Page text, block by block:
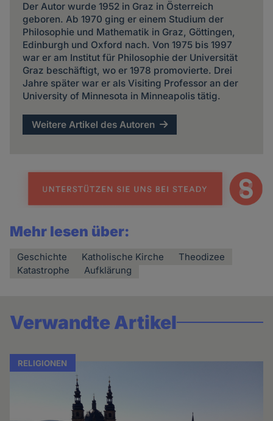
Der Autor wurde 1952 in Graz in Österreich
geboren. Ab 1970 ging er einem Studium der
Philosophie und Mathematik in Graz, Göttingen,
Edinburgh und Oxford nach. Von 1975 bis 1997
war er am Institut für Philosophie der Universität
Graz beschäftigt, wo er 1978 promovierte. Drei
Jahre später war er als Visiting Professor an der
University of Minnesota in Minneapolis tätig.
Weitere Artikel des Autoren
Mehr lesen über:
Geschichte Katholische Kirche
Theodizee
Katastrophe
Aufklärung
Verwandte Artikel
RELIGIONEN